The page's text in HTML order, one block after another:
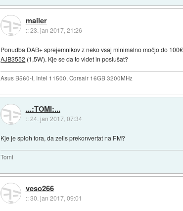
mailer
::23. jan 2017, 21:26
Ponudba DAB+ sprejemnikov z neko vsaj minimalno močjo do
AJB3552 (1,5W). Kje se da to videt in poslušat?
Asus B560-I, Intel 11500, Corsair 16GB 3200MHz
...:TOMI:...
::24. jan 2017, 07:34
Kje je sploh fora, da zelis prekonvertat na FM?
Tomi
veso266
::30. jan 2017, 09:01